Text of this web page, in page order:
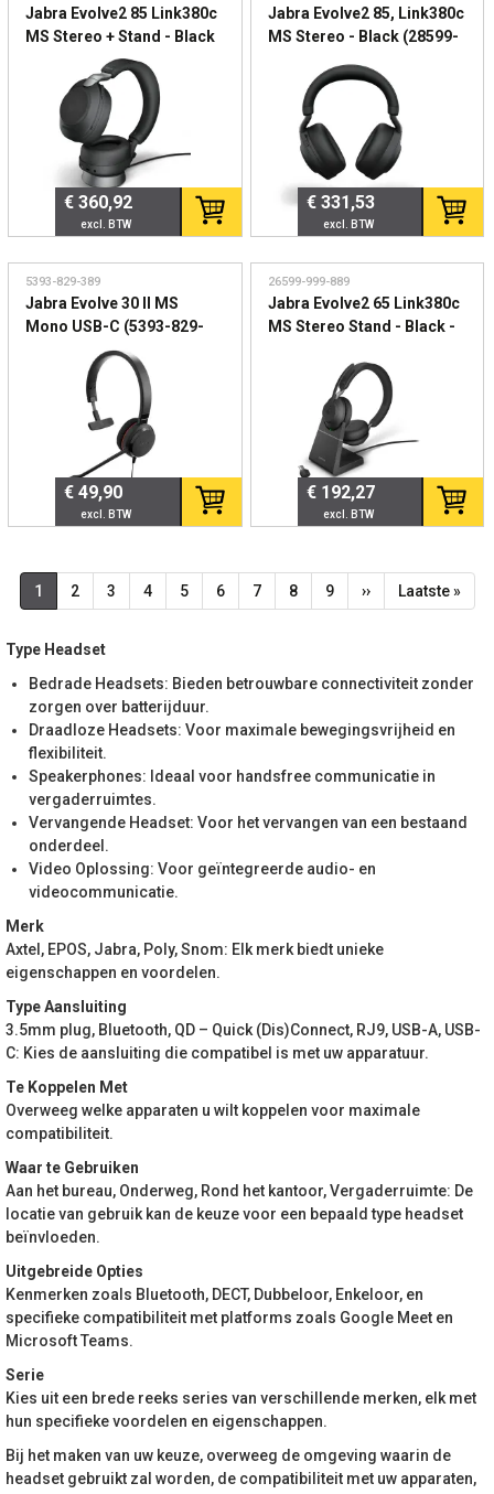
Jabra Evolve2 85 Link380c
MS Stereo + Stand - Black
- (28599-999-889)
Draadloze ANC headset
voor Microsoft Teams
€ 360,92
Jabra Evolve2 85, Link380c
MS Stereo - Black (28599-
headset voor Microsoft
Teams
€ 331,53
5393-829-389
Jabra Evolve 30 II MS
Mono USB-C (5393-829-
389) - Bedrade Microsoft
Teams headset
€ 49,90
26599-999-889
Jabra Evolve2 65 Link380c
MS Stereo Stand - Black -
Teams gecertificeerde
draadloze headset
€ 192,27
Paginering
Huidige
pagina
1 Page
2 Page
3 Page
4 Page
5 Page
6 Page
7 Page
8 Page
9
Volgende
pagina
››
Laatste
pagina
Laatste »
Type Headset
Bedrade Headsets: Bieden betrouwbare connectiviteit zonder
zorgen over batterijduur.
Draadloze Headsets: Voor maximale bewegingsvrijheid en
flexibiliteit.
Speakerphones: Ideaal voor handsfree communicatie in
vergaderruimtes.
Vervangende Headset: Voor het vervangen van een bestaand
onderdeel.
Video Oplossing: Voor geïntegreerde audio- en
videocommunicatie.
Merk
Axtel, EPOS, Jabra, Poly, Snom: Elk merk biedt unieke
eigenschappen en voordelen.
Type Aansluiting
3.5mm plug, Bluetooth, QD – Quick (Dis)Connect, RJ9, USB-A, USB-
C: Kies de aansluiting die compatibel is met uw apparatuur.
Te Koppelen Met
Overweeg welke apparaten u wilt koppelen voor maximale
compatibiliteit.
Waar te Gebruiken
Aan het bureau, Onderweg, Rond het kantoor, Vergaderruimte: De
locatie van gebruik kan de keuze voor een bepaald type headset
beïnvloeden.
Uitgebreide Opties
Kenmerken zoals Bluetooth, DECT, Dubbeloor, Enkeloor, en
specifieke compatibiliteit met platforms zoals Google Meet en
Microsoft Teams.
Serie
Kies uit een brede reeks series van verschillende merken, elk met
hun specifieke voordelen en eigenschappen.
Bij het maken van uw keuze, overweeg de omgeving waarin de
headset gebruikt zal worden, de compatibiliteit met uw apparaten,